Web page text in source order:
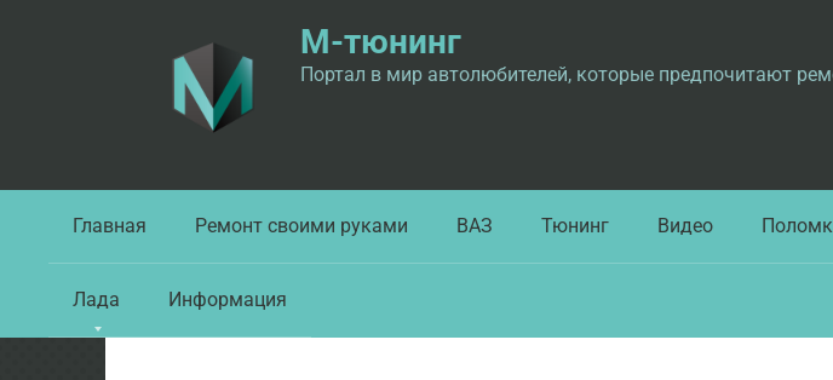
М-тюнинг
Портал в мир автолюбителей, которые предпочитают
Главная Ремонт своими руками ВАЗ Тюнинг Видео
Лада Информация